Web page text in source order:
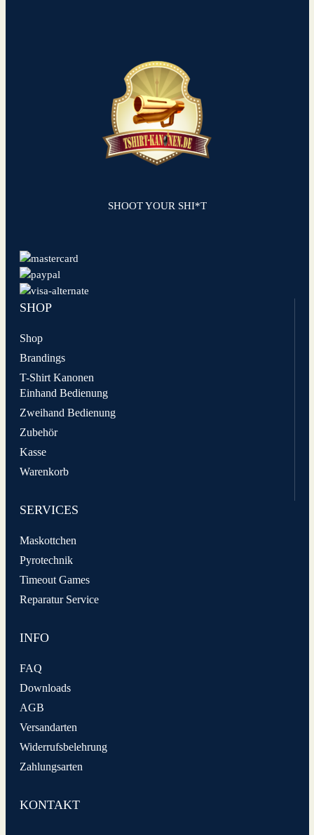
SHOOT YOUR SHI*T
SHOP
Shop
Brandings
T-Shirt Kanonen
Einhand Bedienung
Zweihand Bedienung
Zubehör
Kasse
Warenkorb
SERVICES
Maskottchen
Pyrotechnik
Timeout Games
Reparatur Service
INFO
FAQ
Downloads
AGB
Versandarten
Widerrufsbelehrung
Zahlungsarten
KONTAKT